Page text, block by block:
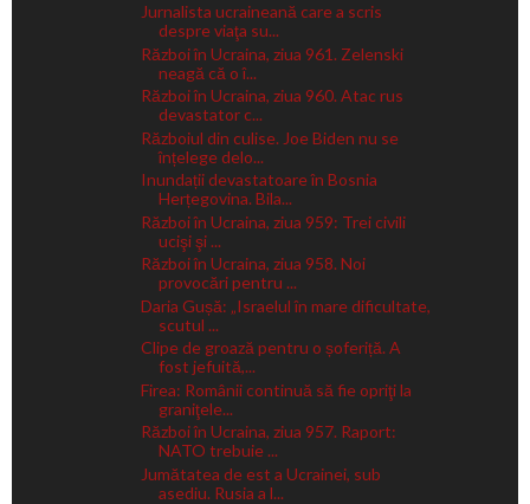
Jurnalista ucraineană care a scris
despre viaţa su...
Război în Ucraina, ziua 961. Zelenski
neagă că o î...
Război în Ucraina, ziua 960. Atac rus
devastator c...
Războiul din culise. Joe Biden nu se
înțelege delo...
Inundații devastatoare în Bosnia
Herțegovina. Bila...
Război în Ucraina, ziua 959: Trei civili
ucişi şi ...
Război în Ucraina, ziua 958. Noi
provocări pentru ...
Daria Gușă: „Israelul în mare dificultate,
scutul ...
Clipe de groază pentru o șoferiță. A
fost jefuită,...
Firea: Românii continuă să fie opriţi la
graniţele...
Război în Ucraina, ziua 957. Raport:
NATO trebuie ...
Jumătatea de est a Ucrainei, sub
asediu. Rusia a l...